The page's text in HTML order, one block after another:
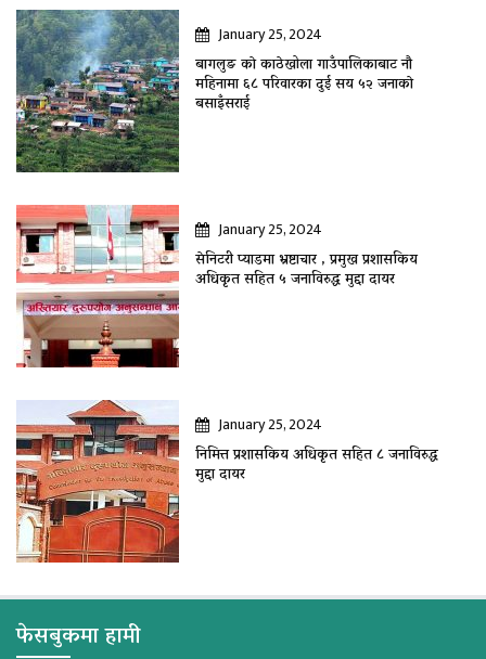
January 25, 2024
बागलुङ काे काठेखोला गाउँपालिकाबाट नौ
महिनामा ६८ परिवारका दुई सय ५२ जनाकाे
बसाइँसराई
January 25, 2024
सेनिटरी प्याडमा भ्रष्टाचार , प्रमुख प्रशासकिय
अधिकृत सहित ५ जनाविरुद्ध मुद्दा दायर
January 25, 2024
निमित्त प्रशासकिय अधिकृत सहित ८ जनाविरुद्ध
मुद्दा दायर
फेसबुकमा हामी